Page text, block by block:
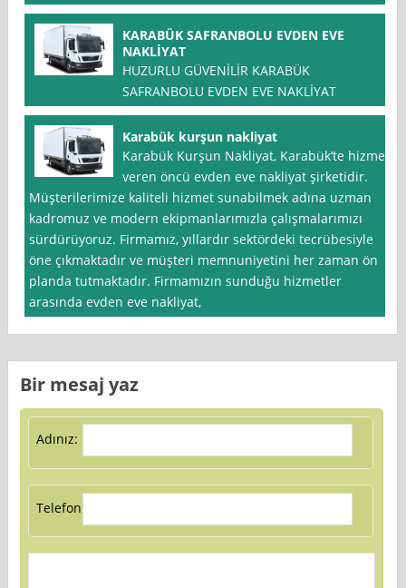
KARABÜK SAFRANBOLU EVDEN EVE
NAKLİYAT
HUZURLU GÜVENİLİR KARABÜK
SAFRANBOLU EVDEN EVE NAKLİYAT
Karabük kurşun nakliyat
Karabük Kurşun Nakliyat, Karabük’te hizmet
veren öncü evden eve nakliyat şirketidir.
Müşterilerimize kaliteli hizmet sunabilmek adına uzman
kadromuz ve modern ekipmanlarımızla çalışmalarımızı
sürdürüyoruz. Firmamız, yıllardır sektördeki tecrübesiyle
öne çıkmaktadır ve müşteri memnuniyetini her zaman ön
planda tutmaktadır. Firmamızın sunduğu hizmetler
arasında evden eve nakliyat,
Bir mesaj yaz
Adınız:
Telefon: